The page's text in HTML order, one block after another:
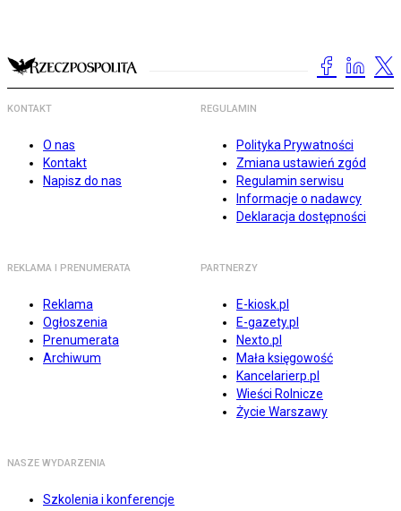
KONTAKT
O nas
Kontakt
Napisz do nas
REGULAMIN
Polityka Prywatności
Zmiana ustawień zgód
Regulamin serwisu
Informacje o nadawcy
Deklaracja dostępności
REKLAMA I PRENUMERATA
Reklama
Ogłoszenia
Prenumerata
Archiwum
PARTNERZY
E-kiosk.pl
E-gazety.pl
Nexto.pl
Mała księgowość
Kancelarierp.pl
Wieści Rolnicze
Życie Warszawy
NASZE WYDARZENIA
Szkolenia i konferencje